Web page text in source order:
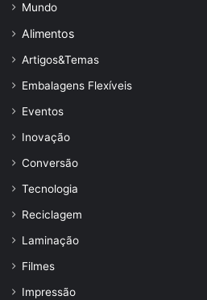
Mundo
Alimentos
Artigos&Temas
Embalagens Flexíveis
Eventos
Inovação
Conversão
Tecnologia
Reciclagem
Laminação
Filmes
Impressão